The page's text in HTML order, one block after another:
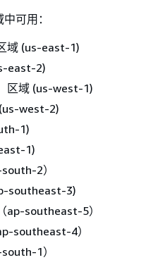
可用：
域 (us-east-1)
east-2)
区域 (us-west-1)
west-2)
1)
1)
2）
southeast-3)
ap-southeast-5）
southeast-4）
1）